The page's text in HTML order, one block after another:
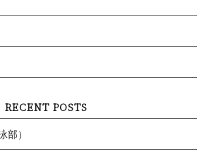
RECENT POSTS
部）